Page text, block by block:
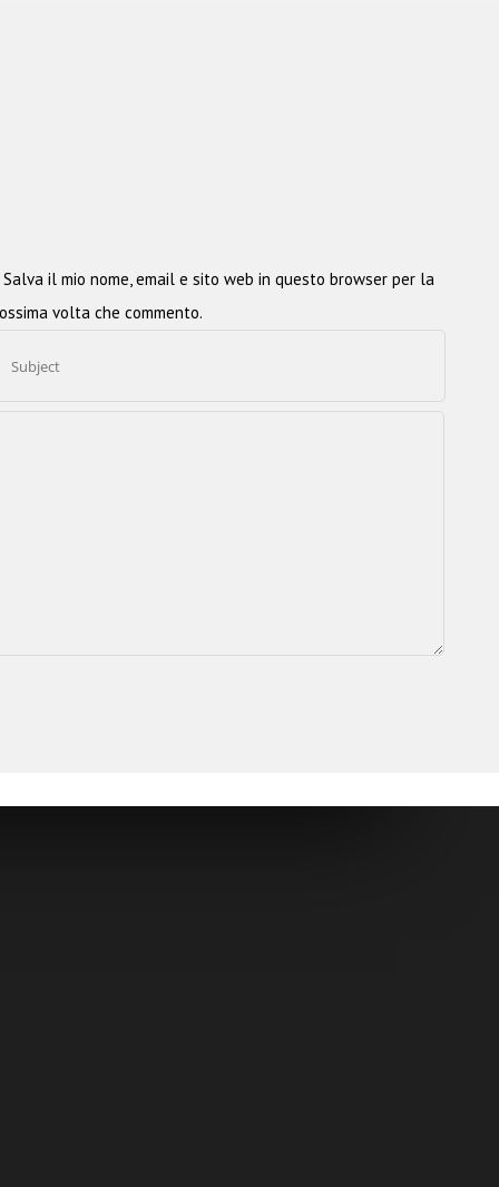
Salva il mio nome, email e sito web in questo browser per la
volta che commento.